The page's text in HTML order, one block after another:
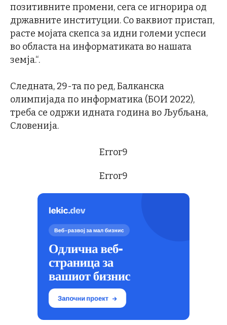
позитивните промени, сега се игнорира од
државните институции. Со ваквиот пристап,
расте мојата скепса за идни големи успеси
во областа на информатиката во нашата
земја.“.
Следната, 29-та по ред, Балканска
олимпијада по информатика (БОИ 2022),
треба се одржи идната година во Љубљана,
Словенија.
Error9
Error9